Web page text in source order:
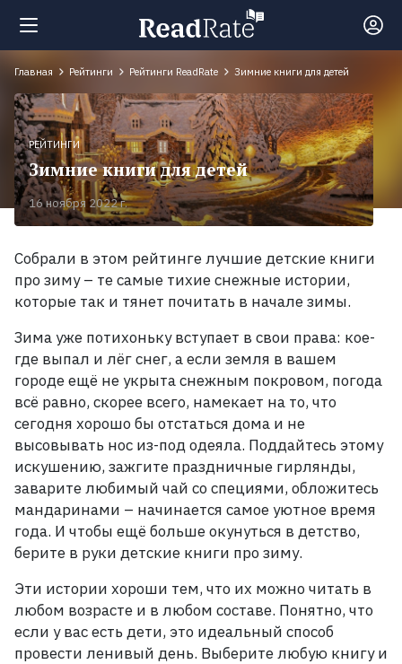
Поиск
Новости
Рейтинги
100
лучших
книг
Книги,
которые
должен
прочитать
каждый
Рейтинги
ReadRate
Рейтинги
от
знаменитостей
Бестселлеры
Главная Рейтинги Рейтинги ReadRate Зимние книги для детей
РЕЙТИНГИ
Зимние книги для детей
16 ноября 2022 г.
Собрали в этом рейтинге лучшие детские книги
про зиму – те самые тихие снежные истории,
которые так и тянет почитать в начале зимы.
Зима уже потихоньку вступает в свои права: кое-
где выпал и лёг снег, а если земля в вашем
городе ещё не укрыта снежным покровом, погода
всё равно, скорее всего, намекает на то, что
сегодня хорошо бы отстаться дома и не
высовывать нос из-под одеяла. Поддайтесь этому
искушению, зажгите праздничные гирлянды,
заварите любимый чай со специями, обложитесь
мандаринами – начинается самое уютное время
года. И чтобы ещё больше окунуться в детство,
берите в руки детские книги про зиму.
Эти истории хороши тем, что их можно читать в
любом возрасте и в любом составе. Понятно, что
если у вас есть дети, это идеальный способ
провести ленивый день. Выберите любую книгу и